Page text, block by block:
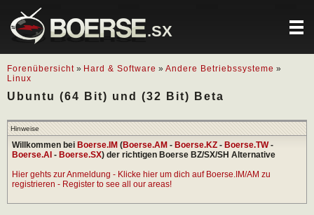
.SX
Forenübersicht » Hard & Software » Andere Betriebssysteme »
Linux
Ubuntu (64 Bit) und (32 Bit) Beta
Hinweise
Willkommen bei Boerse.IM (Boerse.AM - Boerse.KZ - Boerse.TW-
Boerse.AI - Boerse.SX) der richtigen Boerse BZ/SX/SH Alternative
Hier gehts zur Anmeldung - Klicke hier um dich auf Boerse.IM/AM zu
registrieren - Register to see all our areas!